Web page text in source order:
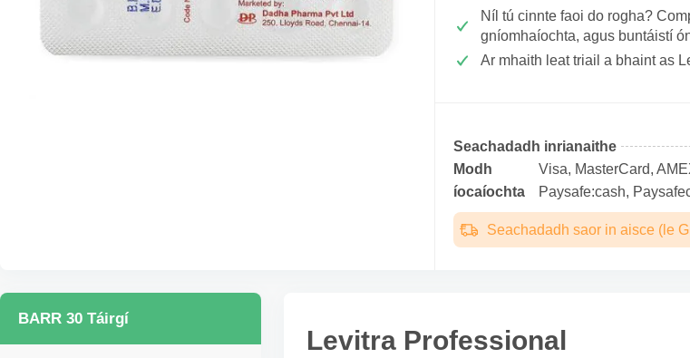
Níl tú cinnte faoi do rogha?
gníomhaíochta, agus buntáistí
Ar mhaith leat triail a bhaint as
Seachadadh inrianaithe
Modh
íocaíochta
Visa, MasterCard,
Paysafe:cash,
Seachadadh saor in aisce (le
BARR 30 Táirgí
Levitra Professional